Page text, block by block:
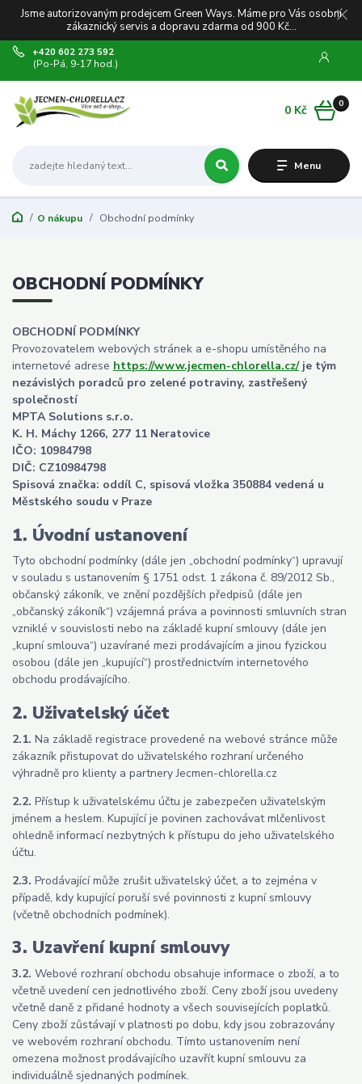
Jsme autorizovaným prodejcem Green Ways. Máme pro Vás osobní
zákaznický servis a dopravu zdarma od 900 Kč...
Menu
+420 602 273 592
(Po-Pá, 9-17 hod.)
0
0 Kč
O nákupu Obchodní podmínky
OBCHODNÍ PODMÍNKY
OBCHODNÍ PODMÍNKY
Provozovatelem webových stránek a e-shopu umístěného na
internetové adrese https://www.jecmen-chlorella.cz/je tým
nezávislých poradců pro zelené potraviny, zastřešený
společností
MPTA Solutions s.r.o.
K. H. Máchy 1266, 277 11 Neratovice
IČO: 10984798
DIČ: CZ10984798
Spisová značka: oddíl C, spisová vložka 350884 vedená u
Městského soudu v Praze
1. Úvodní ustanovení
Tyto obchodní podmínky (dále jen „obchodní podmínky“) upravují
v souladu s ustanovením § 1751 odst. 1 zákona č. 89/2012 Sb.,
občanský zákoník, ve znění pozdějších předpisů (dále jen
„občanský zákoník“) vzájemná práva a povinnosti smluvních stran
vzniklé v souvislosti nebo na základě kupní smlouvy (dále jen
„kupní smlouva“) uzavírané mezi prodávajícím a jinou fyzickou
osobou (dále jen „kupující“) prostřednictvím internetového
obchodu prodávajícího.
2. Uživatelský účet
2.1. Na základě registrace provedené na webové stránce může
zákazník přistupovat do uživatelského rozhraní určeného
výhradně pro klienty a partnery Jecmen-chlorella.cz
2.2. Přístup k uživatelskému účtu je zabezpečen uživatelským
jménem a heslem. Kupující je povinen zachovávat mlčenlivost
ohledně informací nezbytných k přístupu do jeho uživatelského
účtu.
2.3. Prodávající může zrušit uživatelský účet, a to zejména v
případě, kdy kupující poruší své povinnosti z kupní smlouvy
(včetně obchodních podmínek).
3. Uzavření kupní smlouvy
3.2. Webové rozhraní obchodu obsahuje informace o zboží, a to
včetně uvedení cen jednotlivého zboží. Ceny zboží jsou uvedeny
včetně daně z přidané hodnoty a všech souvisejících poplatků.
Ceny zboží zůstávají v platnosti po dobu, kdy jsou zobrazovány
ve webovém rozhraní obchodu. Tímto ustanovením není
omezena možnost prodávajícího uzavřít kupní smlouvu za
individuálně sjednaných podmínek.